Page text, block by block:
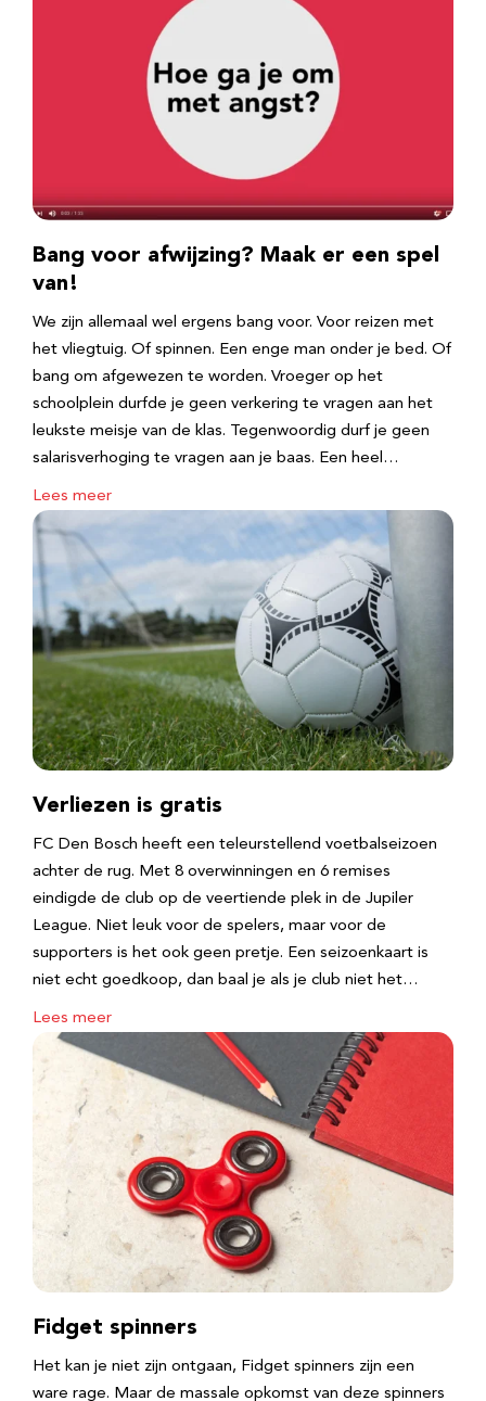
Bang voor afwijzing? Maak er een spel
van!
We zijn allemaal wel ergens bang voor. Voor reizen met
het vliegtuig. Of spinnen. Een enge man onder je bed. Of
bang om afgewezen te worden. Vroeger op het
schoolplein durfde je geen verkering te vragen aan het
leukste meisje van de klas. Tegenwoordig durf je geen
salarisverhoging te vragen aan je baas. Een heel…
Lees meer
Verliezen is gratis
FC Den Bosch heeft een teleurstellend voetbalseizoen
achter de rug. Met 8 overwinningen en 6 remises
eindigde de club op de veertiende plek in de Jupiler
League. Niet leuk voor de spelers, maar voor de
supporters is het ook geen pretje. Een seizoenkaart is
niet echt goedkoop, dan baal je als je club niet het…
Lees meer
Fidget spinners
Het kan je niet zijn ontgaan, Fidget spinners zijn een
ware rage. Maar de massale opkomst van deze spinners